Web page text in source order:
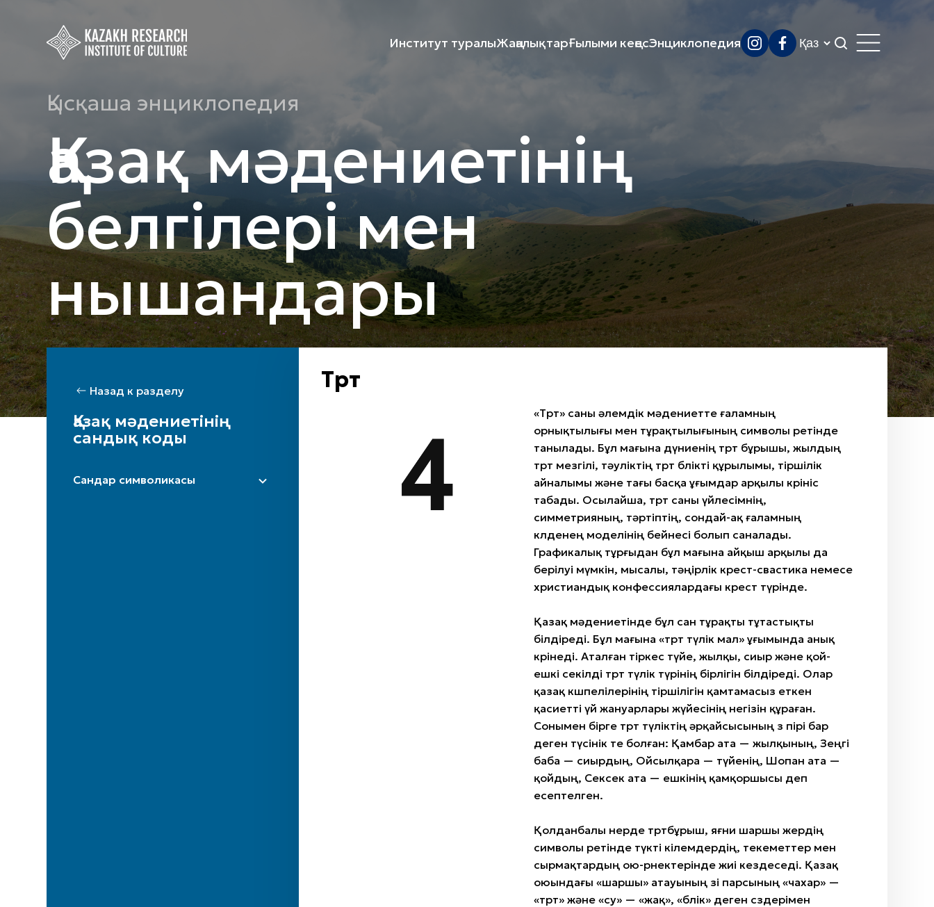
Институт туралыЖаңалықтарҒылыми кеңесЭнциклопедия
Қысқаша энциклопедия
Қазақ мәдениетінің
белгілері мен
нышандары
Назад к разделу
Қазақ мәдениетінің
сандық коды
Сандар символикасы
Төрт
«Төрт» саны әлемдік мәдениетте ғаламның
орнықтылығы мен тұрақтылығының символы ретінде
танылады. Бұл мағына дүниенің төрт бұрышы, жылдың
төрт мезгілі, тәуліктің төрт бөлікті құрылымы, тіршілік
айналымы және тағы басқа ұғымдар арқылы көрініс
табады. Осылайша, төрт саны үйлесімнің,
симметрияның, тәртіптің, сондай-ақ ғаламның
көлденең моделінің бейнесі болып саналады.
Графикалық тұрғыдан бұл мағына айқыш арқылы да
берілуі мүмкін, мысалы, тәңірлік крест-свастика немесе
христиандық конфессиялардағы крест түрінде.
Қазақ мәдениетінде бұл сан тұрақты тұтастықты
білдіреді. Бұл мағына «төрт түлік мал» ұғымында анық
көрінеді. Аталған тіркес түйе, жылқы, сиыр және қой-
ешкі секілді төрт түлік түрінің бірлігін білдіреді. Олар
қазақ көшпелілерінің тіршілігін қамтамасыз еткен
қасиетті үй жануарлары жүйесінің негізін құраған.
Сонымен бірге төрт түліктің әрқайсысының өз пірі бар
деген түсінік те болған: Қамбар ата — жылқының, Зеңгі
баба — сиырдың, Ойсылқара — түйенің, Шопан ата —
қойдың, Сексек ата — ешкінің қамқоршысы деп
есептелген.
Қолданбалы өнерде төртбұрыш, яғни шаршы жердің
символы ретінде түкті кілемдердің, текеметтер мен
сырмақтардың ою-өрнектерінде жиі кездеседі. Қазақ
оюындағы «шаршы» атауының өзі парсының «чахар» —
«төрт» және «су» — «жақ», «бөлік» деген сөздерімен